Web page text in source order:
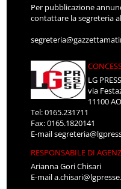
Per pubblicazione
contattare la segreteria
LG
via
11100
Tel: 0165.231711
Fax: 0165.1820141
E-mail
RESPONSABILE DI
Arianna Gori Chisari
E-mail